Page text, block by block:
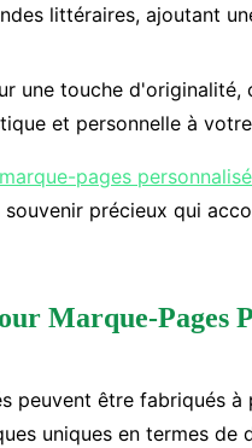
littéraires, ajoutant
une touche
et personnelle à
pages
précieux qui
Marque-Pages
peuvent être fabriqués
uniques en termes de